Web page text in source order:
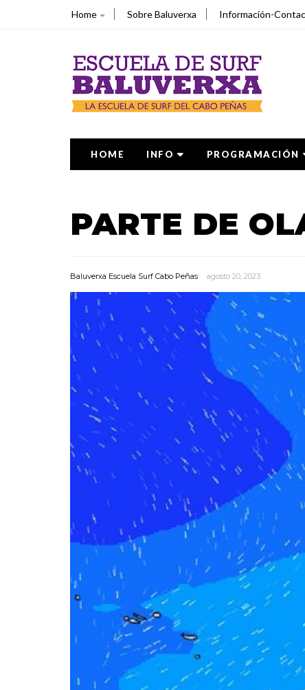
Home Sobre Baluverxa Información-
HOME INFO PROGRAMACIÓN
PARTE DE
Baluverxa Escuela Surf Cabo Peñas agosto 20, 2023